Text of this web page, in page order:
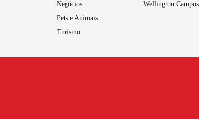
Negócios
Pets e Animais
Turismo
Wellington Campos